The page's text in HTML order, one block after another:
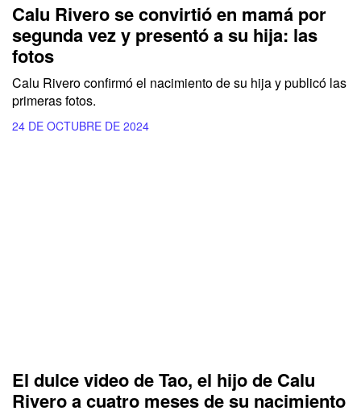
Calu Rivero se convirtió en mamá por
segunda vez y presentó a su hija: las
fotos
Calu Rivero confirmó el nacimiento de su hija y publicó las
primeras fotos.
24 DE OCTUBRE DE 2024
El dulce video de Tao, el hijo de Calu
Rivero a cuatro meses de su nacimiento